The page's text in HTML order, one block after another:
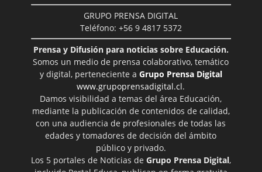
GRUPO PRENSA DIGITAL
Teléfono: +56 9 4817 5372
Prensa y Difusión para noticias sobre Educación.
Somos un medio de prensa colaborativo, temático
y digital, perteneciente a Grupo Prensa Digital
www.grupoprensadigital.cl.
Damos visibilidad a temas del área Educación,
mediante la publicación de contenidos de calidad,
con una audiencia de profesionales de todas las
edades y tomadores de decisión del ámbito
público y privado.
Los 5 portales de Noticias de Grupo Prensa Digital,